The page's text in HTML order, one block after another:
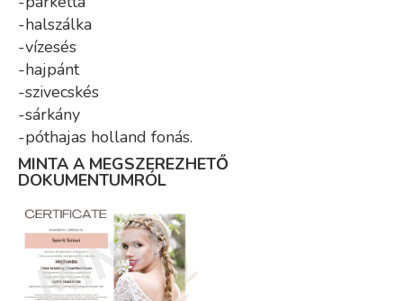
-halszálka
-vízesés
-hajpánt
-szivecskés
-sárkány
-póthajas holland fonás.
MINTA A MEGSZEREZHETŐ
DOKUMENTUMRÓL